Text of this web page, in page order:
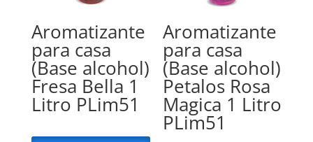
Aromatizante
para casa
(Base alcohol)
Fresa Bella 1
Litro PLim51
Aromatizante
para casa
(Base alcohol)
Petalos Rosa
Magica 1 Litro
PLim51